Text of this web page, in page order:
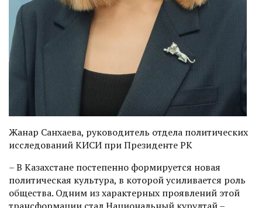
Жанар Санхаева, руководитель отдела политических
исследований КИСИ при Президенте РК
– В Казахстане постепенно формируется новая
политическая культура, в которой усиливается роль
общества. Одним из характерных проявлений этой